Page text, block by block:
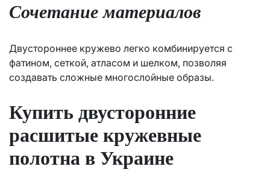
Сочетание материалов
Двустороннее кружево легко комбинируется с
фатином, сеткой, атласом и шелком, позволяя
создавать сложные многослойные образы.
Купить двусторонние
расшитые кружевные
полотна в Украине